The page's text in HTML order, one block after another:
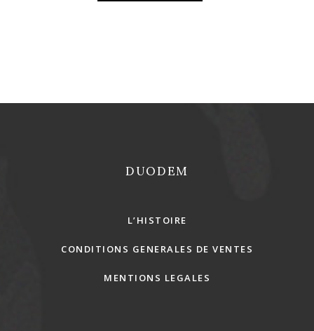
DUODEM
L’HISTOIRE
CONDITIONS GENERALES DE VENTES
MENTIONS LEGALES